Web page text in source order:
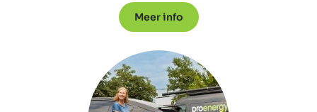
Meer info